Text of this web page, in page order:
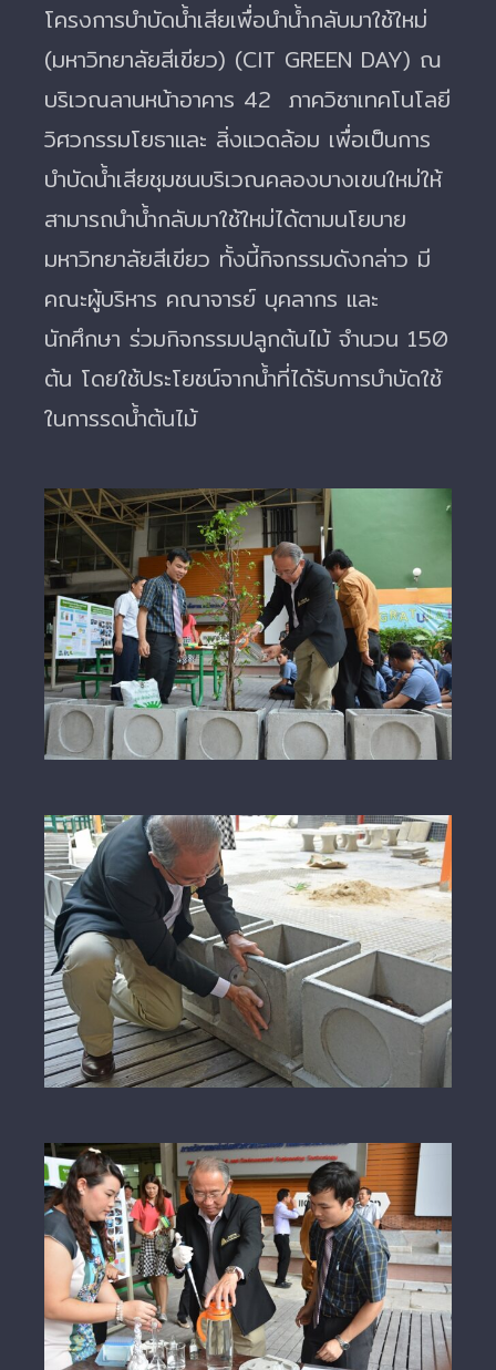
โครงการบำบัดน้ำเสียเพื่อนำน้ำกลับมาใช้ใหม่
(มหาวิทยาลัยสีเขียว) (CIT GREEN DAY) ณ
บริเวณลานหน้าอาคาร 42 ภาควิชาเทคโนโลยี
วิศวกรรมโยธาและ สิ่งแวดล้อม เพื่อเป็นการ
บำบัดน้ำเสียชุมชนบริเวณคลองบางเขนใหม่ให้
สามารถนำน้ำกลับมาใช้ใหม่ได้ตามนโยบาย
มหาวิทยาลัยสีเขียว ทั้งนี้กิจกรรมดังกล่าว มี
คณะผู้บริหาร คณาจารย์ บุคลากร และ
นักศึกษา ร่วมกิจกรรมปลูกต้นไม้ จำนวน 150
ต้น โดยใช้ประโยชน์จากน้ำที่ได้รับการบำบัดใช้
ในการรดน้ำต้นไม้